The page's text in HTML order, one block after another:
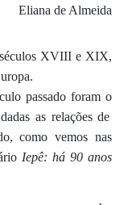
Eliana de Almeida
sXVIIIe XIX,
passado foram o
s as relaçõesde
, como vemos nas
Iepê: há 90 anos